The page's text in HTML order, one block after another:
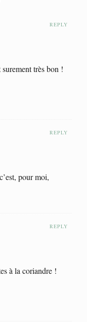
REPLY
très bon !
REPLY
pour moi,
REPLY
à la coriandre !